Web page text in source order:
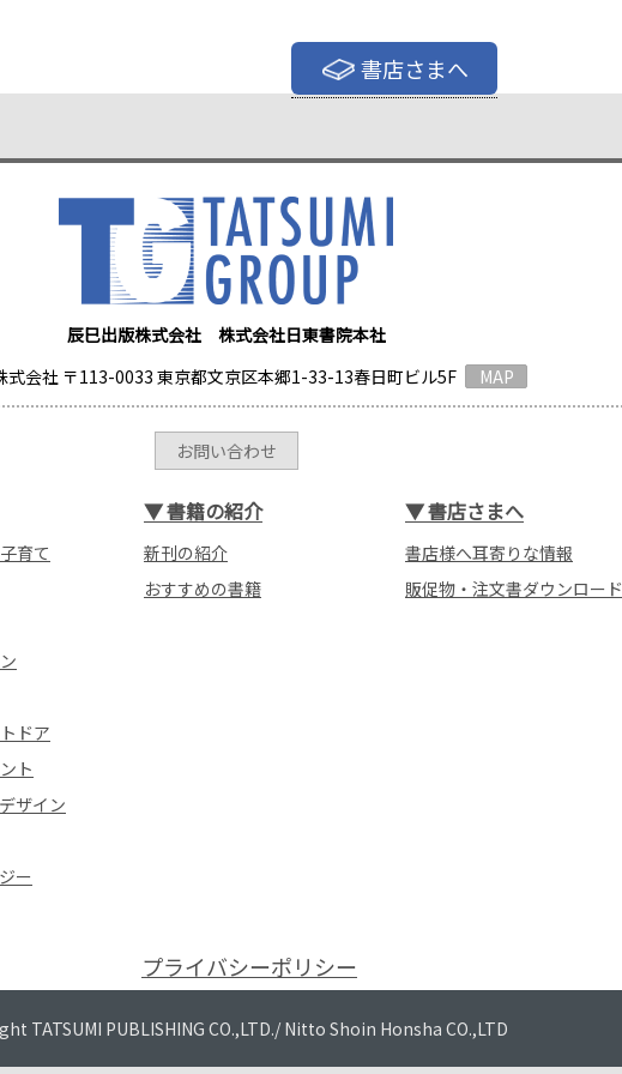
書店さまへ
辰巳出版株式会社 株式会社日東書院本社
式会社 〒113-0033 東京都文京区本郷1-33-13春日町ビル5F
MAP
お問い合わせ
育て
ドア
ト
ザイン
ー
▼書籍の紹介
新刊の紹介
おすすめの書籍
▼書店さまへ
書店様へ耳寄りな情報
販促物・注文書ダウンロード
プライバシーポリシー
TATSUMI PUBLISHING CO.,LTD./Nitto Shoin Honsha CO.,LTD